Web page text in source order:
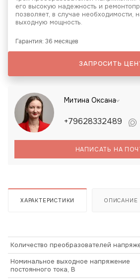
его высокую надежность и
позволяет, в случае необходимости,
выходную мощность.
Гарантия: 36 месяцев
ЗАПРОСИТЬ
Митина Оксана
+79628332489
НАПИСАТЬ НА
ХАРАКТЕРИСТИКИ ОПИСАНИЕ
Количество преобразователей
Номинальное выходное напряжение
постоянного тока, В